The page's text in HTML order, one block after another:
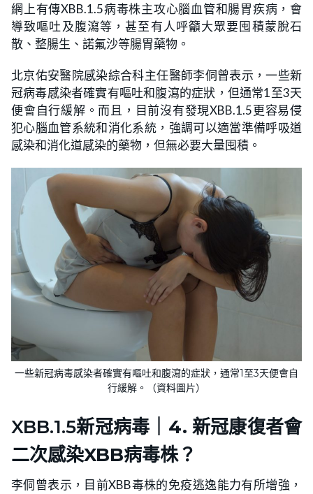
網上有傳XBB.1.5病毒株主攻心腦血管和腸胃疾病，會
導致嘔吐及腹瀉等，甚至有人呼籲大眾要囤積蒙脫石
散、整腸生、諾氟沙等腸胃藥物。
北京佑安醫院感染綜合科主任醫師李侗曾表示，一些新
冠病毒感染者確實有嘔吐和腹瀉的症狀，但通常1至3天
便會自行緩解。而且，目前沒有發現XBB.1.5更容易侵
犯心腦血管系統和消化系統，強調可以適當準備呼吸道
感染和消化道感染的藥物，但無必要大量囤積。
一些新冠病毒感染者確實有嘔吐和腹瀉的症狀，通常1至3天便會自
行緩解。（資料圖片）
XBB.1.5新冠病毒｜ 4. 新冠康復者會
二次感染XBB病毒株？
李侗曾表示，目前XBB毒株的免疫逃逸能力有所增強，